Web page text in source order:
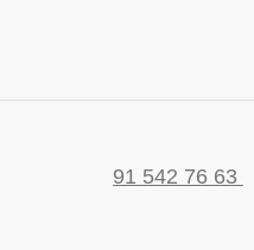
91 542 76 63